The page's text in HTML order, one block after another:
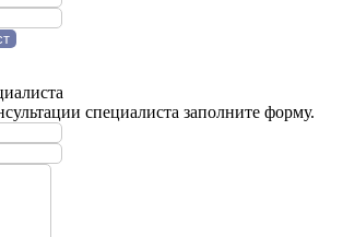
специалиста заполните форму.